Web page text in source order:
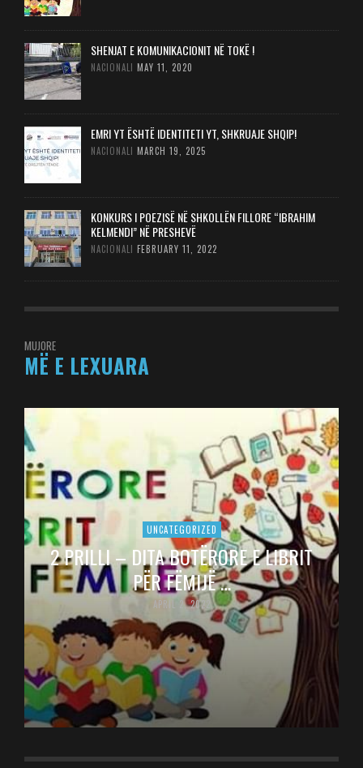
SHENJAT E KOMUNIKACIONIT NË TOKË !
NACIONALI MAY 11, 2020
EMRI YT ËSHTË IDENTITETI YT, SHKRUAJE SHQIP!
NACIONALI MARCH 19, 2025
KONKURS I POEZISË NË SHKOLLËN FILLORE “IBRAHIM
KELMENDI” NË PRESHEVË
NACIONALI FEBRUARY 11, 2022
MUJORE
MË E LEXUARA
UNCATEGORIZED
2 PRILLI – DITA BOTËRORE E LIBRIT
PËR FËMIJË …
APRIL 2, 2022